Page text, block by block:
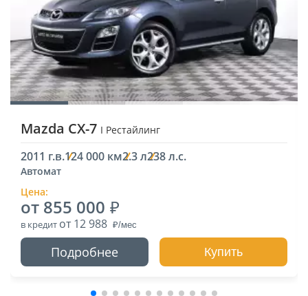
Mazda CX-7 I Рестайлинг
2011 г.в.124 000 км2.3 л238 л.с.
Автомат
Цена:
от 855 000
в кредит от 12 988
Подробнее Купить